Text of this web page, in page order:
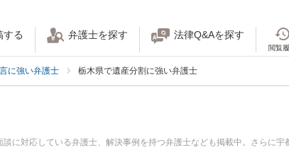
する 弁護士を探す 法律Q&Aを探す
閲覧
に強い弁護士 栃木県で遺産分割に強い弁護士
に対応している弁護士、解決事例を持つ弁護士なども掲載中。さらに宇